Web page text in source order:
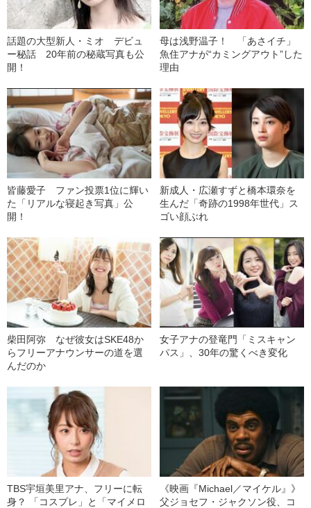
話題の大型新人・ミオ デビュ
ー秘話 20年前の秘蔵写真も公
開！
母は浅野温子！ 「あさイチ」
魚住アナが“カミングアウト”した
理由
皆藤愛子 ファン投票1位に輝い
た「リアルな寝起き写真」公
開！
新成人・広瀬すずと橋本環奈を
生んだ「奇跡の1998年世代」ス
ゴい顔ぶれ
柴田阿弥 なぜ彼女はSKE48か
らフリーアナウンサーの道を選
んだのか
女子アナの登竜門「ミスキャン
パス」、30年の驚くべき変化
TBS宇垣美里アナ、フリーに転
身？ 「コスプレ」と「マイメロ
《映画『Michael／マイケル』》
父ジョセフ・ジャクソン役、コ